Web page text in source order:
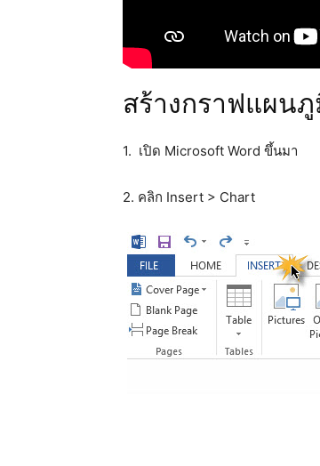
สร้างกราฟแผนภู
1. เปิด Microsoft Word ขึ้นมา
2. คลิก Insert > Chart